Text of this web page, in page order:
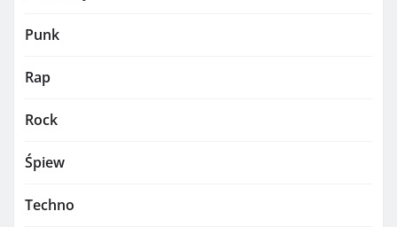
Punk
Rap
Rock
Śpiew
Techno